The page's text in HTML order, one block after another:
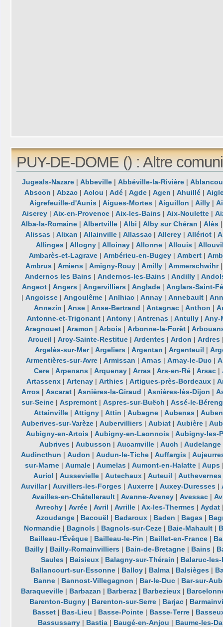
PUY-DE-DOME () : Altre
Jugeals-Nazare |Abbeville |Abbéville-la-Rivière |
Abscon | Abzac| Aclou | Adé| Agde| Agen | Ahuillé|
Aigrefeuille-d'Aunis | Aigues-Mortes | Aiguillon | Ailly|
Aiserey| Aix-en-Provence| Aix-les-Bains | Aix-Noulette|
Alba-la-Romaine| Albertville| Albi | Alby sur Chéran | Alès
Alissas | Alixan | Allainville| Allassac| Allerey| Allériot|
Allinges | Allogny| Alloinay| Allonne| Allouis |
Ambarès-et-Lagrave| Ambérieu-en-Bugey| Ambert|
Ambrus |Amiens |Amigny-Rouy |Amilly |Ammerschwihr
Andernos les Bains | Andernos-les-Bains | Andilly|
Angeot| Angers | Angervilliers | Anglade| Anglars-Saint-
| Angoisse| Angoulême| Anlhiac| Annay| Annebault|
Annezin | Anse| Anse-Bertrand | Antagnac| Anthon |
Antonne-et-Trigonant |Antony |Antrenas |Antully |Any-
Aragnouet| Aramon | Arbois | Arbonne-la-Forêt|
Arcueil |Arcy-Sainte-Restitue |Ardentes |Ardon |Ardres
Argelès-sur-Mer| Argeliers | Argentan | Argenteuil |
Armentières-sur-Avre |Armissan |Arnas |Arnay-le-Duc |
Cere |Arpenans |Arquenay |Arras |Ars-en-Ré |Arsac |
Artassenx| Artenay| Arthies | Artigues-près-Bordeaux|
Arros | Ascarat| Asnières-la-Giraud | Asnières-lès-Dijon |
sur-Seine| Aspremont| Aspres-sur-Buëch | Assé-le-
Attainville| Attigny| Attin | Aubagne| Aubenas |
Auberives-sur-Varèze |Aubervilliers |Aubiat |Aubière |
Aubigny-en-Artois |Aubigny-en-Laonnois |Aubigny-les-
Aubrives |Aubusson |Aucamville |Auch |Audelange
Audincthun |Audon |Audun-le-Tiche |Auffargis |
sur-Marne |Aumale |Aumelas |Aumont-en-Halatte |Aups
Auriol |Aussevielle |Autechaux |Auteuil |Authevernes
Auvillar|Auvillers-les-Forges |Auxerre |Auxey-Duresses |
Availles-en-Châtellerault |Avanne-Aveney |Avessac |
Avrechy| Avrée| Avril | Avrille| Ax-les-Thermes | Aydat
Azoudange | Bacouël | Badaroux | Baden | Bagas |
Normandie| Bagnols | Bagnols-sur-Ceze| Baie-Mahault|
Bailleau-l'Évêque | Bailleau-le-Pin | Baillet-en-France |
Bailly| Bailly-Romainvilliers | Bain-de-Bretagne| Bains |
Saules | Baisieux | Balagny-sur-Thérain | Balaruc-
Ballancourt-sur-Essonne | Balloy | Balma | Balsièges |
Banne | Bannost-Villegagnon | Bar-le-Duc | Bar-sur-
Baraqueville | Barbazan | Barberaz | Barbezieux |
Barenton-Bugny| Barenton-sur-Serre| Barjac|
Basset | Bas-Lieu | Basse-Pointe | Basse-Terre |
Bassussarry | Bastia | Baugé-en-Anjou | Baume-les-